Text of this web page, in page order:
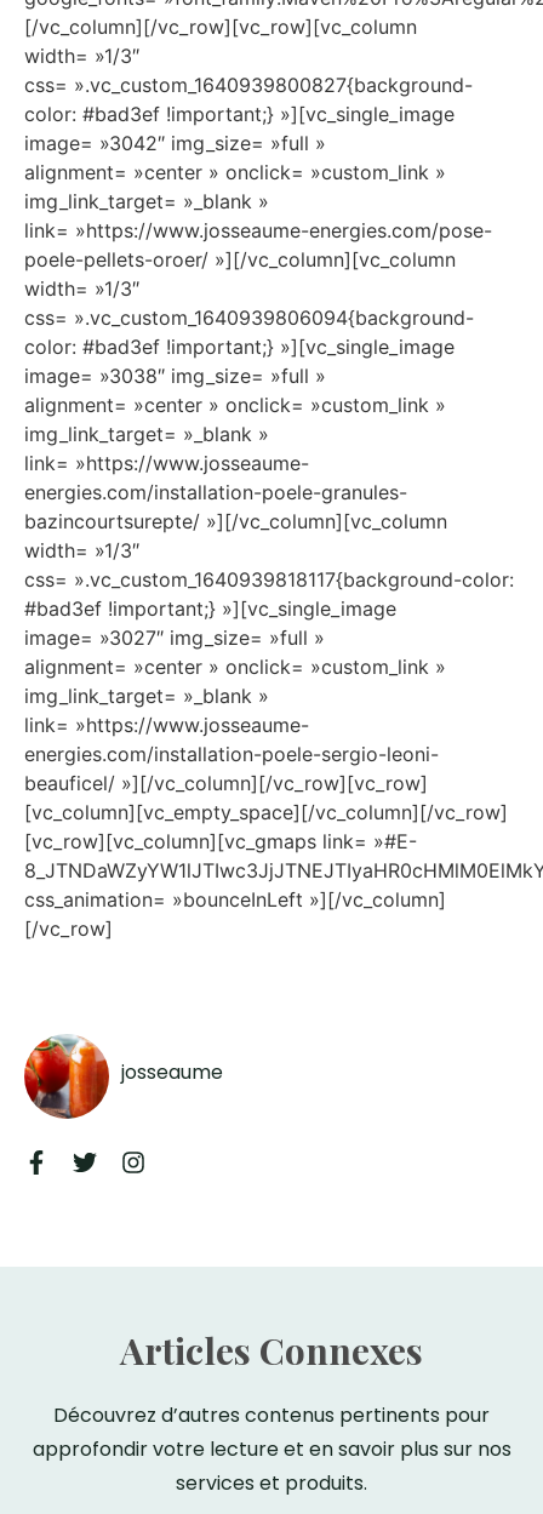
[/vc_column][/vc_row][vc_row][vc_column
width= »1/3″
css= ».vc_custom_1640939800827{background-
color: #bad3ef !important;} »][vc_single_image
image= »3042″ img_size= »full »
alignment= »center » onclick= »custom_link »
img_link_target= »_blank »
link= »https://www.josseaume-energies.com/pose-
poele-pellets-oroer/ »][/vc_column][vc_column
width= »1/3″
css= ».vc_custom_1640939806094{background-
color: #bad3ef !important;} »][vc_single_image
image= »3038″ img_size= »full »
alignment= »center » onclick= »custom_link »
img_link_target= »_blank »
link= »https://www.josseaume-
energies.com/installation-poele-granules-
bazincourtsurepte/ »][/vc_column][vc_column
width= »1/3″
css= ».vc_custom_1640939818117{background-color:
#bad3ef !important;} »][vc_single_image
image= »3027″ img_size= »full »
alignment= »center » onclick= »custom_link »
img_link_target= »_blank »
link= »https://www.josseaume-
energies.com/installation-poele-sergio-leoni-
beauficel/ »][/vc_column][/vc_row][vc_row]
[vc_column][vc_empty_space][/vc_column][/vc_row]
[vc_row][vc_column][vc_gmaps link= »#E-
css_animation= »bounceInLeft »][/vc_column]
[/vc_row]
josseaume
Articles Connexes
Découvrez d’autres contenus pertinents pour
approfondir votre lecture et en savoir plus sur nos
services et produits.